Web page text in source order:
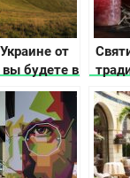
от
будете в
осенью